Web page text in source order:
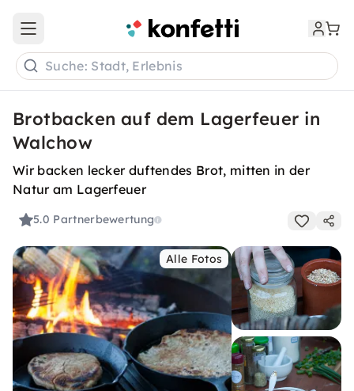
Open main menu
Suche: Stadt, Erlebnis
Brotbacken auf dem Lagerfeuer in
Walchow
Wir backen lecker duftendes Brot, mitten in der
Natur am Lagerfeuer
5.0 Partnerbewertung
Alle Fotos